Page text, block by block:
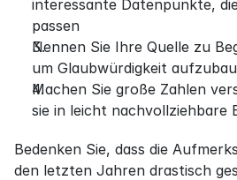
interessante Datenpunkte,
passen
Nennen Sie Ihre Quelle zu
um Glaubwürdigkeit
Machen Sie große Zahlen
sie in leicht nachvollziehbare
Bedenken Sie, dass die
den letzten Jahren drastisch